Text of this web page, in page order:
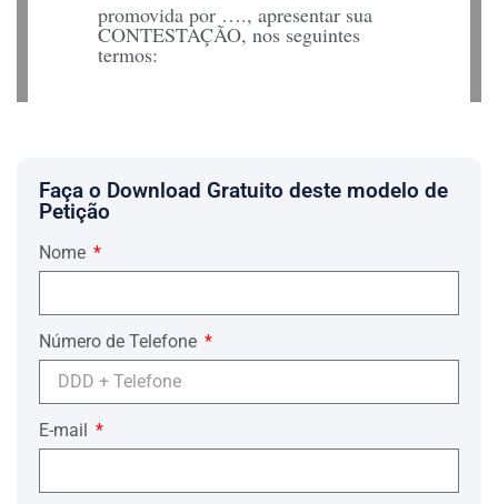
promovida por …., apresentar sua
CONTESTAÇÃO, nos seguintes
termos:
1.113 e 1.119 do CPC, buscando a
venda judicial dos bens imóveis
Em síntese, alega a Autora:
porém, constatou-se várias
irregularidades no Formal de Partilha
dele extraído, como a ausência de
bens móveis (ações e títulos de
clube);
que não houve prestação de contas
quando do levantamento dos valores
poupança existente em nome do
Faça o Download Gratuito deste modelo de
Petição
Nome
Número de Telefone
E-mail